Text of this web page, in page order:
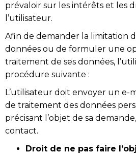
prévaloir sur les intérêts et les
l’utilisateur.
Afin de demander la limitation
données ou de formuler une
traitement de ses données,
procédure suivante :
L’utilisateur doit envoyer un e-
de traitement des données
précisant l’objet de sa
contact.
Droit de ne pas faire